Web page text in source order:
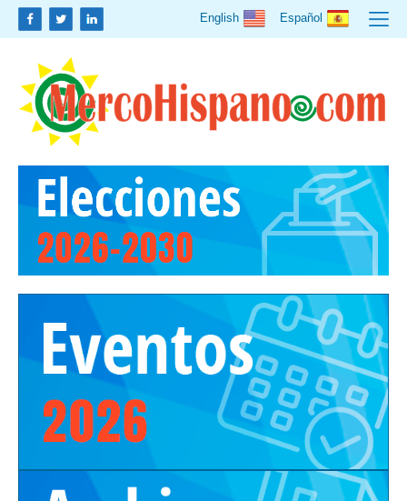
English Español